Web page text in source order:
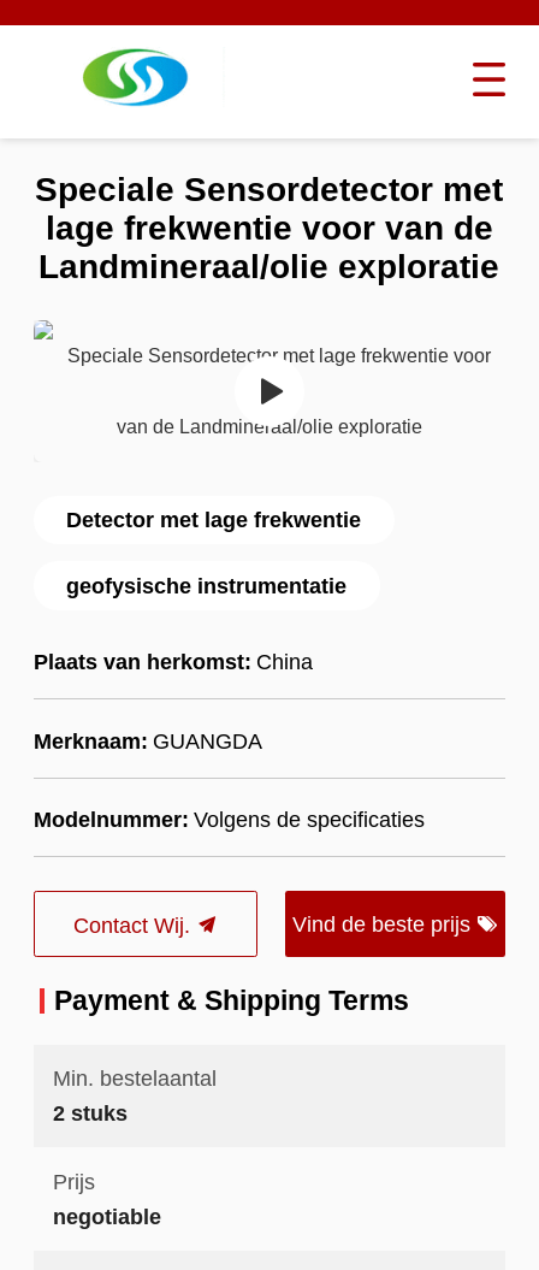
Detector met lage frekwentie
geofysische instrumentatie
Plaats van herkomst: China
Merknaam: GUANGDA
Modelnummer: Volgens de specificaties
Contact Wij. Vind de beste prijs
Speciale Sensordetector met
lage frekwentie voor van de
Landmineraal/olie exploratie
Payment & Shipping Terms
Min. bestelaantal
2 stuks
Prijs
negotiable